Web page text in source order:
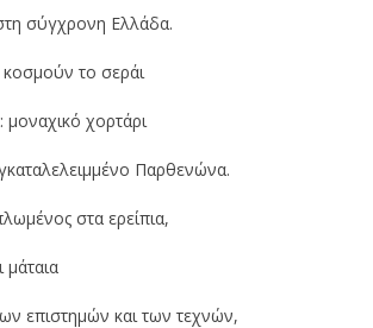
σύγχρονη Ελλάδα.
το σεράι
χορτάρι
Παρθενώνα.
στα ερείπια,
μάταια
επιστημών και των τεχνών,